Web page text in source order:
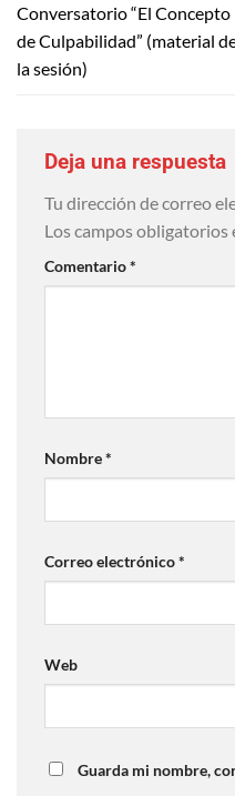
Conversatorio “El Concepto
de Culpabilidad” (material
la sesión)
Deja una respuesta
Tu dirección de correo
Los campos obligatorios
Comentario*
Nombre*
Correo electrónico*
Web
Guarda mi nombre,